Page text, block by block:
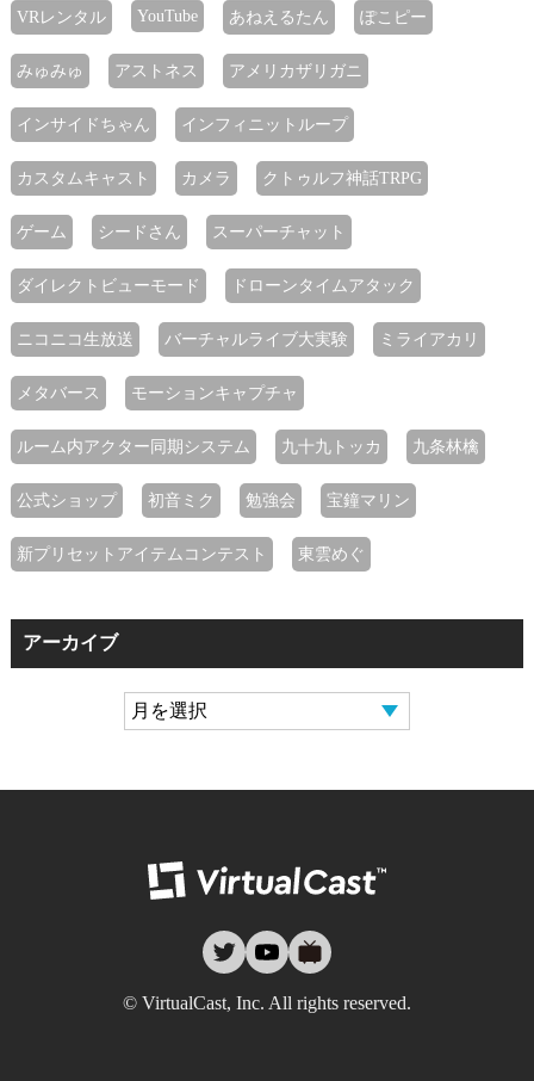
VRレンタル YouTube あねえるたん ぽこピー
みゅみゅ アストネス アメリカザリガニ
インサイドちゃん インフィニットループ
カスタムキャスト カメラ クトゥルフ神話TRPG
ゲーム シードさん スーパーチャット
ダイレクトビューモード ドローンタイムアタック
ニコニコ生放送 バーチャルライブ大実験 ミライアカリ
メタバース モーションキャプチャ
ルーム内アクター同期システム 九十九トッカ 九条林檎
公式ショップ 初音ミク 勉強会 宝鐘マリン
新プリセットアイテムコンテスト 東雲めぐ
アーカイブ
twitteryoutube
© VirtualCast, Inc. All rights reserved.